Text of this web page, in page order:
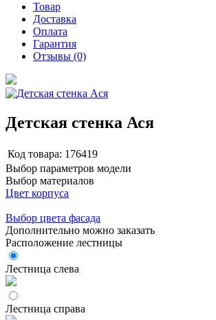
Товар
Доставка
Оплата
Гарантия
Отзывы (0)
Детская стенка Ася
Код товара: 176419
Выбор параметров модели
Выбор материалов
Цвет корпуса
Выбор цвета фасада
Дополнительно можно заказать
Расположение лестницы
Лестница слева
Лестница справа